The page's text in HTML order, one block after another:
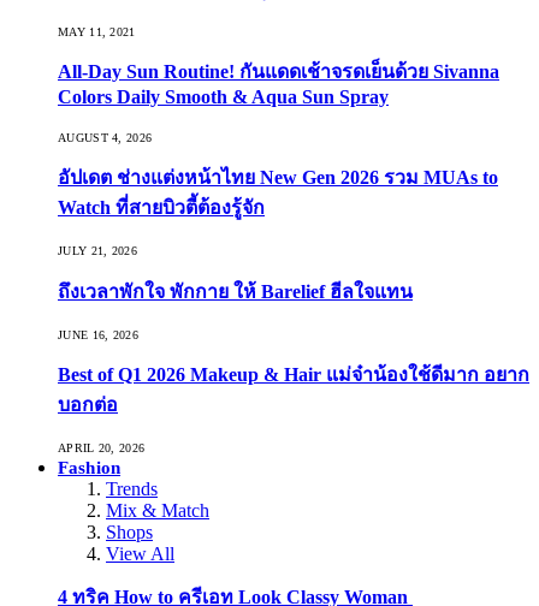
MAY 11, 2021
All-Day Sun Routine! กันแดดเช้าจรดเย็นด้วย Sivanna
Colors Daily Smooth & Aqua Sun Spray
AUGUST 4, 2026
อัปเดต ช่างแต่งหน้าไทย New Gen 2026 รวม MUAs to
Watch ที่สายบิวตี้ต้องรู้จัก
JULY 21, 2026
ถึงเวลาพักใจ พักกาย ให้ Barelief ฮีลใจแทน
JUNE 16, 2026
Best of Q1 2026 Makeup & Hair แม่จ๋าน้องใช้ดีมาก อยาก
บอกต่อ
APRIL 20, 2026
Fashion
Trends
Mix & Match
Shops
View All
4 ทริค How to ครีเอท Look Classy Woman